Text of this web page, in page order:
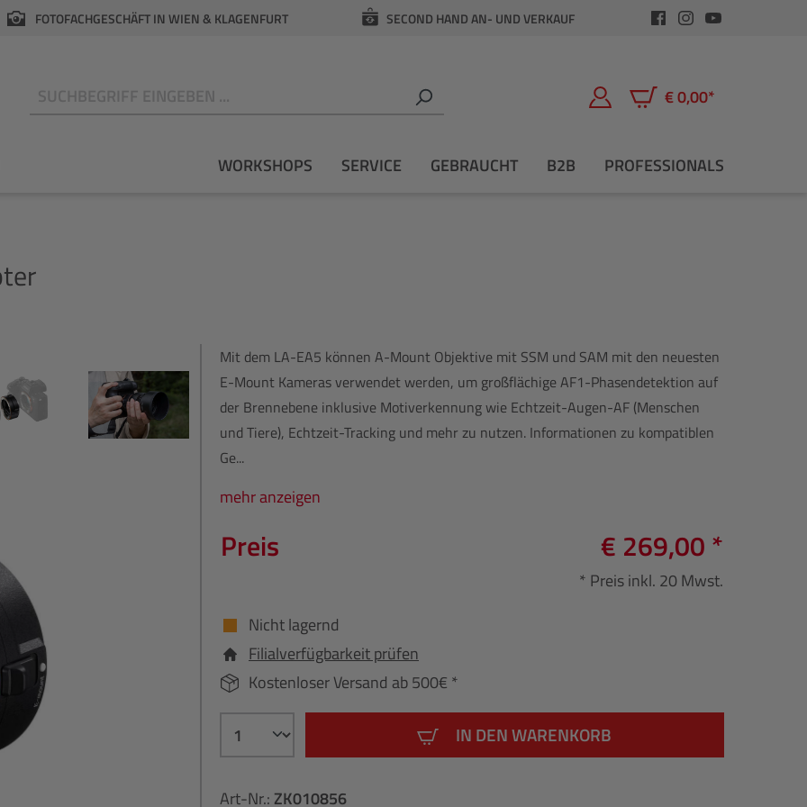
FOTOFACHGESCHÄFT IN WIEN & KLAGENFURT SECOND HAND AN- UND VERKAUF
€ 0,00*
Warenkorb enthält 0
WORKSHOPS SERVICE GEBRAUCHT B2B PROFESSIONALS
Mit dem LA-EA5 können A-Mount Objektive mit SSM und SAM mit den neuesten
E-Mount Kameras verwendet werden, um großflächige AF1-Phasendetektion auf
der Brennebene inklusive Motiverkennung wie Echtzeit-Augen-AF (Menschen
und Tiere), Echtzeit-Tracking und mehr zu nutzen. Informationen zu kompatiblen
Ge...
mehr anzeigen
Preis € 269,00 *
* Preis inkl. 20 Mwst.
Nicht lagernd
Filialverfügbarkeit prüfen
Kostenloser Versand ab 500€ *
IN DEN WARENKORB
Art-Nr.: ZK010856